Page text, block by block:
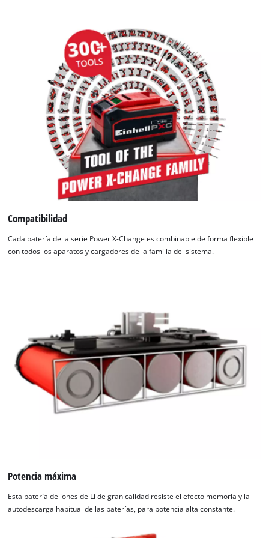
Compatibilidad
Cada batería de la serie Power X-Change es combinable de forma flexible
con todos los aparatos y cargadores de la familia del sistema.
Potencia máxima
Esta batería de iones de Li de gran calidad resiste el efecto memoria y la
autodescarga habitual de las baterías, para potencia alta constante.